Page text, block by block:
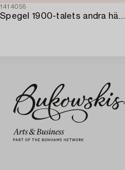
1414056
Spegel 1900-talets andra hälft.